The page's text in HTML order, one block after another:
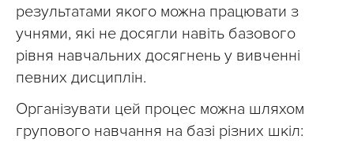
результатами якого можна працювати з
учнями, які не досягли навіть базового
рівня навчальних досягнень у вивченні
певних дисциплін.
Організувати цей процес можна шляхом
групового навчання на базі різних шкіл: